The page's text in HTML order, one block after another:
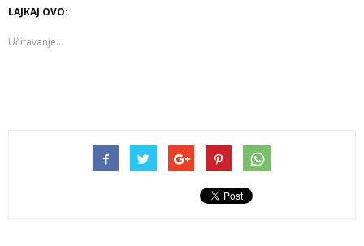
LAJKAJ OVO:
Učitavanje...